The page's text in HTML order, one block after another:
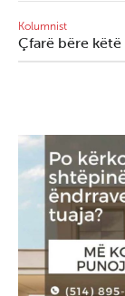
Kolumnist
Çfarë bëre